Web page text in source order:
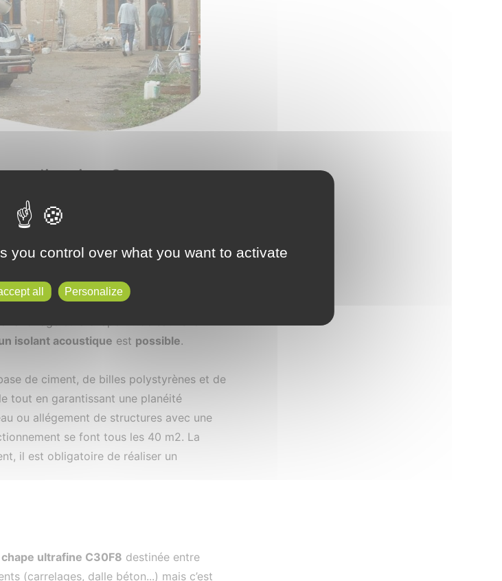
?
fluide à base de ciment et de billes
allégé, de mise à niveau et de
comprisesentre 300 et 700
chape fluide. Il n’est pas possible
ravoirage et la chape fluide sauf si on
isolant acoustique est possible.
de ciment, de billes polystyrènes et de
tout en garantissant une planéité
ou allégement de structures avec une
se font tous les 40 m2. La
il est obligatoire de réaliser un
ultrafine C30F8 destinée entre
(carrelages, dalle béton...) mais c’est
you control over what you want to activate
all Personalize